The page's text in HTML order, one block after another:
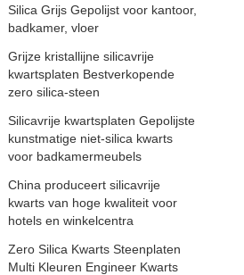
Silica Grijs Gepolijst voor kantoor,
badkamer, vloer
Grijze kristallijne silicavrije
kwartsplaten Bestverkopende
zero silica-steen
Silicavrije kwartsplaten Gepolijste
kunstmatige niet-silica kwarts
voor badkamermeubels
China produceert silicavrije
kwarts van hoge kwaliteit voor
hotels en winkelcentra
Zero Silica Kwarts Steenplaten
Multi Kleuren Engineer Kwarts